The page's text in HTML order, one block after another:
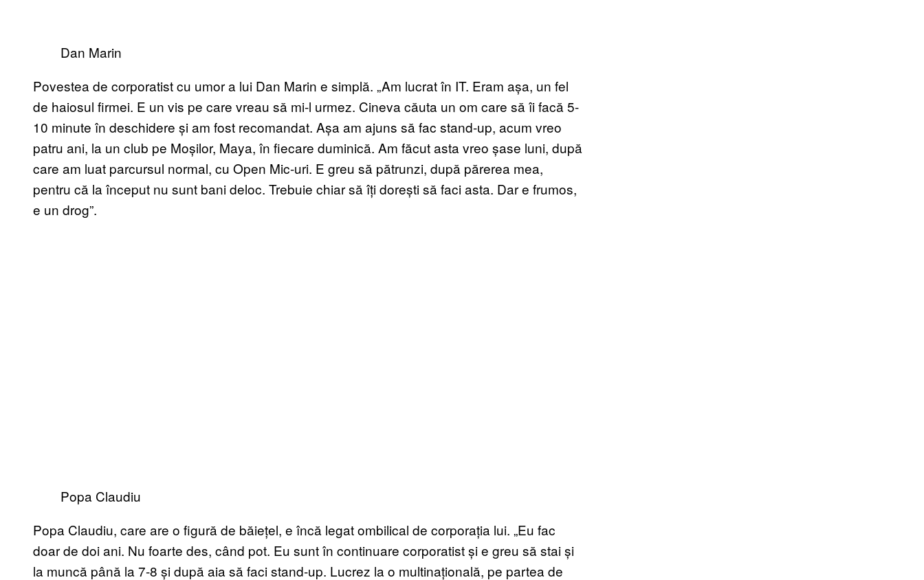
Dan Marin
Povestea de corporatist cu umor a lui Dan Marin e simplă. „Am lucrat în IT. Eram așa, un fel
de haiosul firmei. E un vis pe care vreau să mi-l urmez. Cineva căuta un om care să îi facă 5-
10 minute în deschidere și am fost recomandat. Așa am ajuns să fac stand-up, acum vreo
patru ani, la un club pe Moșilor, Maya, în fiecare duminică. Am făcut asta vreo șase luni, după
care am luat parcursul normal, cu Open Mic-uri. E greu să pătrunzi, după părerea mea,
pentru că la început nu sunt bani deloc. Trebuie chiar să îți dorești să faci asta. Dar e frumos,
e un drog”.
Popa Claudiu
Popa Claudiu, care are o figură de băiețel, e încă legat ombilical de corporația lui. „Eu fac
doar de doi ani. Nu foarte des, când pot. Eu sunt în continuare corporatist și e greu să stai și
la muncă până la 7-8 și după aia să faci stand-up. Lucrez la o multinațională, pe partea de